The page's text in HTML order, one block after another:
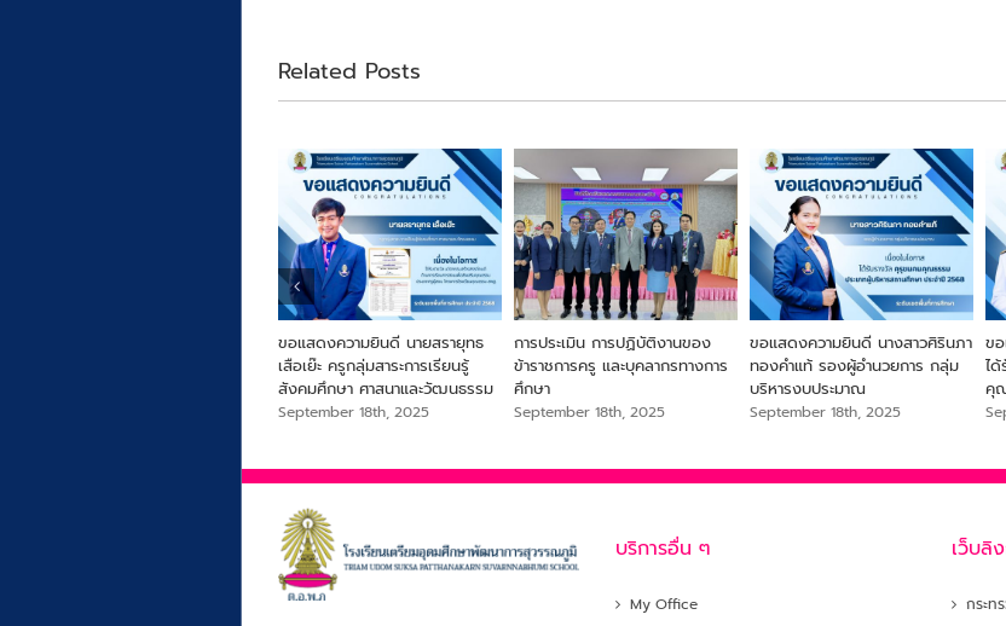
Related Posts
ขอแสดงความยินดี นายสรายุทธ
เสือเย๊ะ ครูกลุ่มสาระการเรียนรู้
สังคมศึกษา ศาสนาและวัฒนธรรม
September 18th, 2025
การประเมิน การปฏิบัติงานของ
ข้าราชการครู และบุคลากรทางการ
ศึกษา
September 18th, 2025
ขอแสดงความยินดี นางสาวศิรินภา
ทองคำแท้ รองผู้อำนวยการ กลุ่ม
บริหารงบประมาณ
September 18th, 2025
ข
ไ
คุ
บริการอื่น ๆ
My Office
เว็บลิ
กระท